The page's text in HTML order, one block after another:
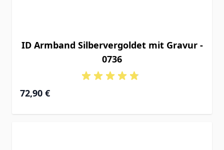
ID Armband Silbervergoldet mit Gravur -
0736
72,90 €